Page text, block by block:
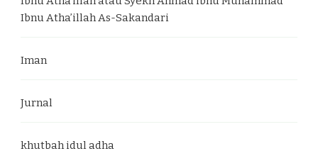
Ibnu Atha’illah As-Sakandari
Iman
Jurnal
khutbah idul adha